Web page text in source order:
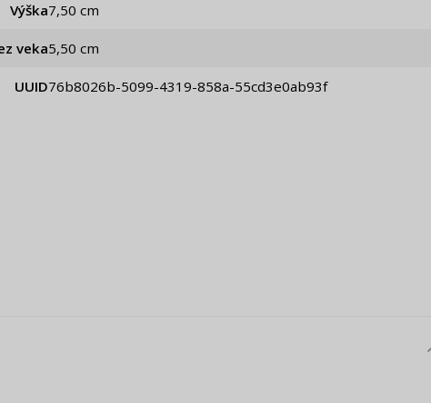
Výška 7,50 cm
veka 5,50 cm
UUID 76b8026b-5099-4319-858a-55cd3e0ab93f